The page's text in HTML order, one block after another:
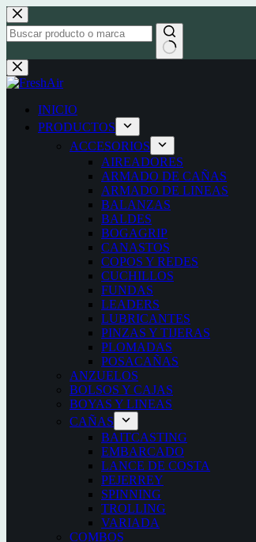
Saltar
al
contenido
Sin
resultados
INICIO
PRODUCTOS
ACCESORIOS
AIREADORES
ARMADO DE CAÑAS
ARMADO DE LINEAS
BALANZAS
BALDES
BOGAGRIP
CANASTOS
COPOS Y REDES
CUCHILLOS
FUNDAS
LEADERS
LUBRICANTES
PINZAS Y TIJERAS
PLOMADAS
POSACAÑAS
ANZUELOS
BOLSOS Y CAJAS
BOYAS Y LINEAS
CAÑAS
BAITCASTING
EMBARCADO
LANCE DE COSTA
PEJERREY
SPINNING
TROLLING
VARIADA
COMBOS